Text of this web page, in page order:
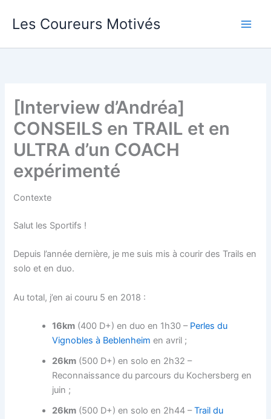
Les Coureurs Motivés
[Interview d’Andréa]
CONSEILS en TRAIL et en
ULTRA d’un COACH
expérimenté
Contexte
Salut les Sportifs !
Depuis l’année dernière, je me suis mis à courir des Trails en
solo et en duo.
Au total, j’en ai couru 5 en 2018 :
16km (400 D+) en duo en 1h30 – Perles du
Vignobles à Beblenheim en avril ;
26km (500 D+) en solo en 2h32 –
Reconnaissance du parcours du Kochersberg en
juin ;
26km (500 D+) en solo en 2h44 –Trail du